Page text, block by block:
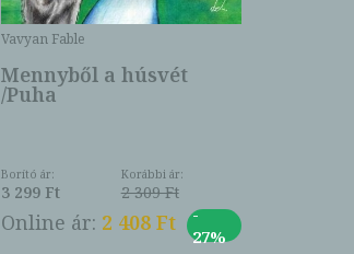
Vavyan Fable
Mennyből a húsvét
/Puha
Borító ár:
3 299 Ft
Korábbi ár:
2 309 Ft
Online ár: 2 408 Ft
-
27%